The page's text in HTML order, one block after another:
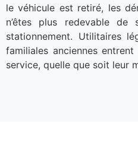
le véhicule est retiré, les
n’êtes plus redevable
stationnement. Utilitaires
familiales anciennes
service, quelle que soit leur